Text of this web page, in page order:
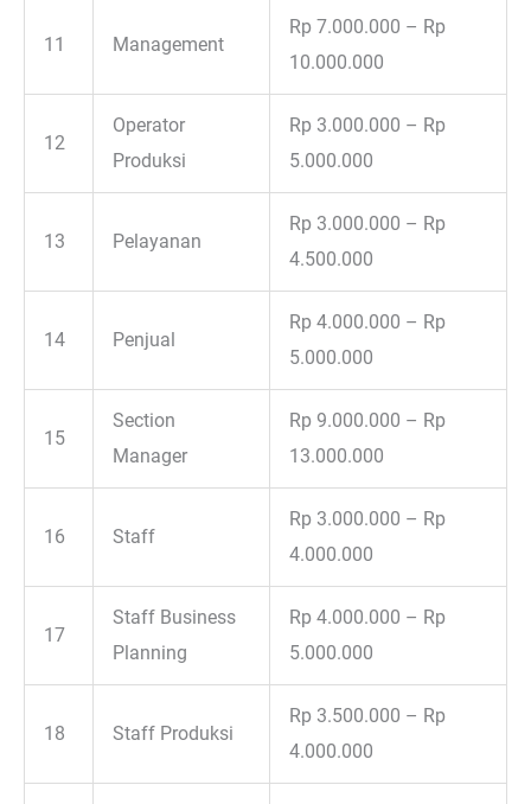
11 Management
Rp 7.000.000 – Rp
10.000.000
12
Operator
Produksi
Rp 3.000.000 – Rp
5.000.000
13 Pelayanan
Rp 3.000.000 – Rp
4.500.000
14 Penjual
Rp 4.000.000 – Rp
5.000.000
15
Section
Manager
Rp 9.000.000 – Rp
13.000.000
16 Staff
Rp 3.000.000 – Rp
4.000.000
17
Staff Business
Planning
Rp 4.000.000 – Rp
5.000.000
18 Staff Produksi
Rp 3.500.000 – Rp
4.000.000